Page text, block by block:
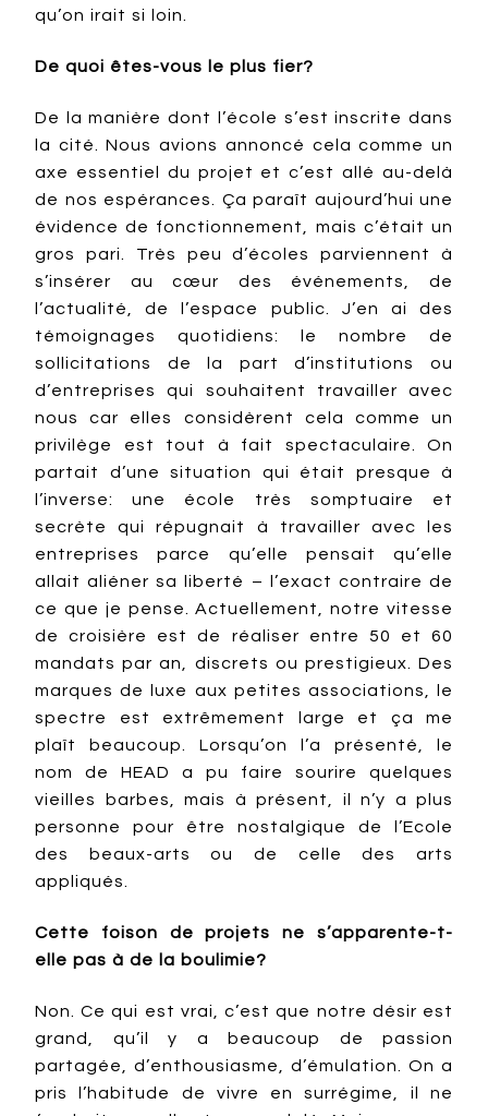
qu’on irait si loin.
De quoi êtes-vous le plus fier?
De la manière dont l’école s’est inscrite dans
la cité. Nous avions annoncé cela comme un
axe essentiel du projet et c’est allé au-delà
de nos espérances. Ça paraît aujourd’hui une
évidence de fonctionnement, mais c’était un
gros pari. Très peu d’écoles parviennent à
s’insérer au cœur des événements, de
l’actualité, de l’espace public. J’en ai des
témoignages quotidiens: le nombre de
sollicitations de la part d’institutions ou
d’entreprises qui souhaitent travailler avec
nous car elles considèrent cela comme un
privilège est tout à fait spectaculaire. On
partait d’une situation qui était presque à
l’inverse: une école très somptuaire et
secrète qui répugnait à travailler avec les
entreprises parce qu’elle pensait qu’elle
allait aliéner sa liberté – l’exact contraire de
ce que je pense. Actuellement, notre vitesse
de croisière est de réaliser entre 50 et 60
mandats par an, discrets ou prestigieux. Des
marques de luxe aux petites associations, le
spectre est extrêmement large et ça me
plaît beaucoup. Lorsqu’on l’a présenté, le
nom de HEAD a pu faire sourire quelques
vieilles barbes, mais à présent, il n’y a plus
personne pour être nostalgique de l’Ecole
des beaux-arts ou de celle des arts
appliqués.
Cette foison de projets ne s’apparente-t-
elle pas à de la boulimie?
Non. Ce qui est vrai, c’est que notre désir est
grand, qu’il y a beaucoup de passion
partagée, d’enthousiasme, d’émulation. On a
pris l’habitude de vivre en surrégime, il ne